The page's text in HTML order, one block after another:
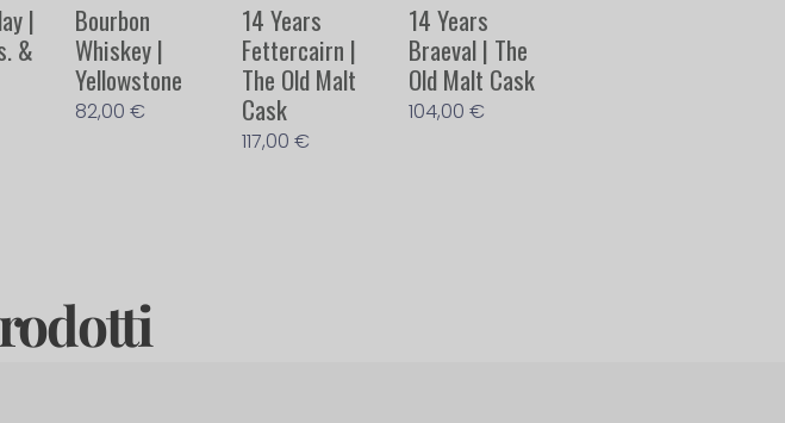
|
&
Bourbon
Whiskey |
Yellowstone
82,00€
14 Years
Fettercairn |
The Old Malt
Cask
117,00€
14 Years
Braeval | The
Old Malt Cask
104,00€